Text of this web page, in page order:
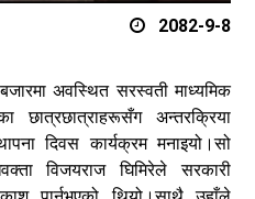
2082-9-8
अवस्थित सरस्वती माध्यमिक
अन्तरक्रिया
दिवस कार्यक्रम मनाइयो।सो
विजयराज घिमिरेले सरकारी